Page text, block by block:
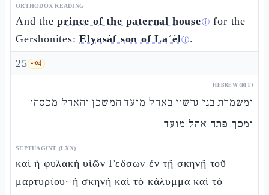
ORTHODOX READING
And theprince of the paternal houseⓘ for the
Gershonites:Elyasàf son of Laʾèlⓘ.
25 🗝️4
HEBREW (MT)
ומשמרת בני גרשון באהל מועד המשכן והאהל מכסהו
ומסך פתח אהל מועד
SEPTUAGINT (LXX)
καὶ ἡ φυλακὴ υἱῶν Γεδσων ἐν τῇ σκηνῇ τοῦ
μαρτυρίου· ἡ σκηνὴ καὶ τὸ κάλυμμα καὶ τὸ